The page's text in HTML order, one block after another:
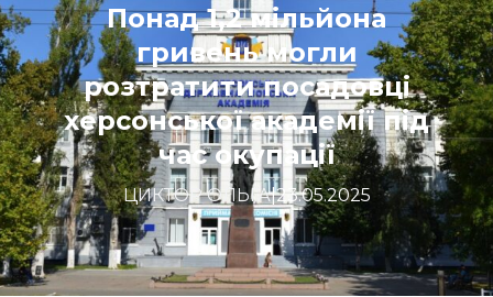
Понад 1,2 мільйона
гривень могли
розтратити посадовці
херсонської академії під
час окупації
ЦИКТОР ОЛЬГА|23.05.2025